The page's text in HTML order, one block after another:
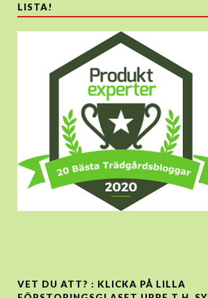
LISTA!
VET DU ATT? : KLICKA PÅ LILLA